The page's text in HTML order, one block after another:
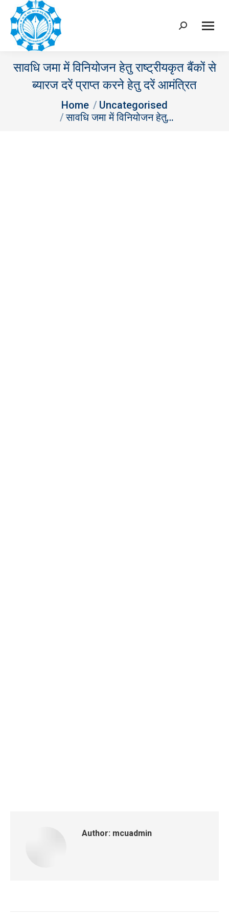
Search:
सावधि जमा में विनियोजन हेतु राष्ट्रीयकृत बैंकों से
ब्यारज दरें प्राप्त करने हेतु दरें आमंत्रित
Home
Uncategorised
सावधि जमा में विनियोजन हेतु…
Author: mcuadmin